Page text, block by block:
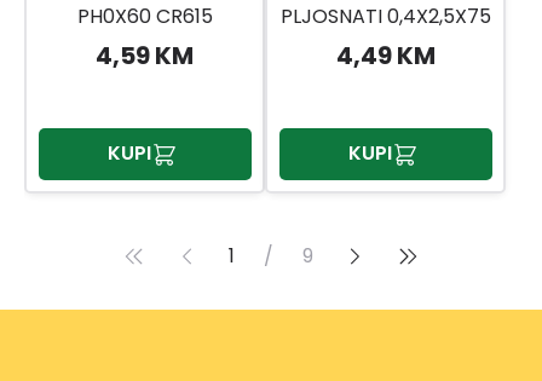
PH0X60 CR615
KRSTASTI
4,59 KM
KUPI
PLJOSNATI 0,4X2,5X75
605CR
4,49 KM
KUPI
1 / 9